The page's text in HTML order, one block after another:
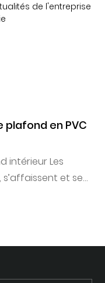
de l'entreprise
en PVC
Les
et se
...